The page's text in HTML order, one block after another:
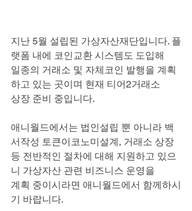
지난 5월 설립된 가상자산재단입니다. 플
랫폼 내에 코인교환 시스템도 도입해
일종의 거래소 및 자체코인 발행을 계획
하고 있는 곳이며 현재 티어2거래소
상장 준비 중입니다.
애니월드에서는 법인설립 뿐 아니라 백
서작성 토큰이코노미설계, 거래소 상장
등 전반적인 절차에 대해 지원하고 있으
니 가상자산 관련 비즈니스 운영을
계획 중이시라면 애니월드에서 함께하시
기 바랍니다.